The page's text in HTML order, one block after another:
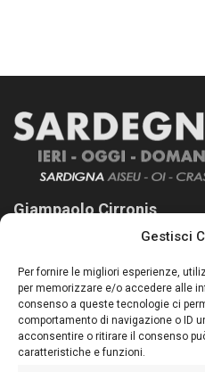
Gestisci
Per fornire le migliori esperienze,
per memorizzare e/o accedere alle
consenso a queste tecnologie ci
comportamento di navigazione o ID
acconsentire o ritirare il consenso
caratteristiche e funzioni.
Giampaolo Cirronis
Sardegna Ieri-Oggi-Domani
lettori su quanto accade in
nostro passato e, soprattutto, al
Follow Us